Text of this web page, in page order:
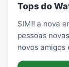
Tecnologia
Vídeos
Tops do
SIM!! a nova
pessoas
novos amigos